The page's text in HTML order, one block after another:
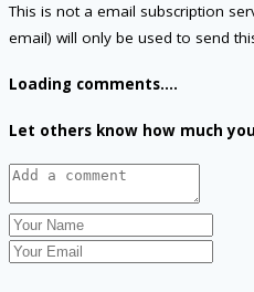
This is not a email subscription
email) will only be used to send
Loading comments....
Let others know how much